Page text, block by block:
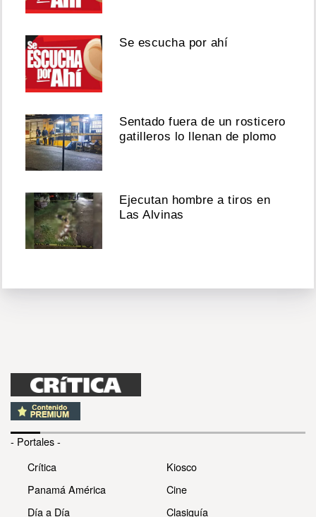
Se escucha por ahí
Sentado fuera de un rosticero
gatilleros lo llenan de plomo
Ejecutan hombre a tiros en
Las Alvinas
- Portales -
Crítica
Panamá América
Día a Día
Kiosco
Cine
Clasiguía